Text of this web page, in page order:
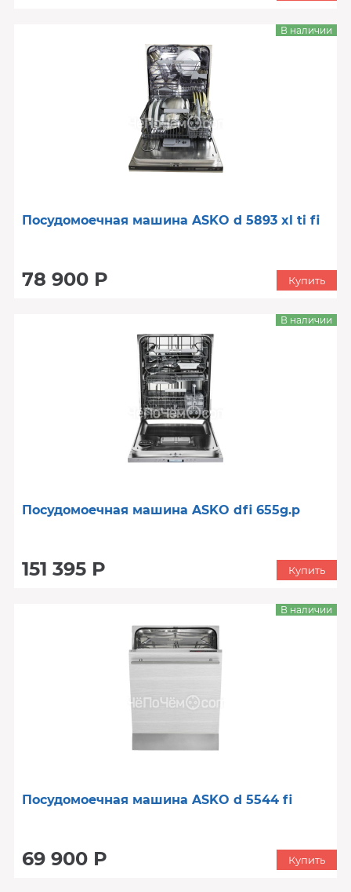
Посудомоечная машина ASKO d 5893 xl ti fi
78 900 Р
В наличии
Купить
Посудомоечная машина ASKO dfi 655g.p
151 395 Р
В наличии
Купить
Посудомоечная машина ASKO d 5544 fi
69 900 Р
В наличии
Купить